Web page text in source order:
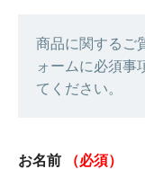
商品に関するご
ォームに必須事
てください。
お名前 （必須）